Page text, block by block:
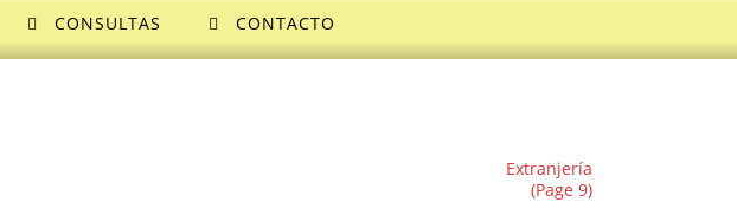
CONSULTAS CONTACTO
Extranjería
(Page 9)